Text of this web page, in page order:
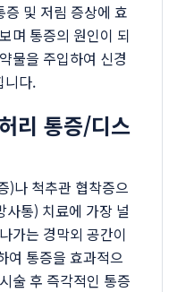
및 저림 증상에 효
며 통증의 원인이 되
물을 주입하여 신경
니다.
리 통증/디스
)나 척추관 협착증으
사통) 치료에 가장 널
가는 경막외 공간이
여 통증을 효과적으
술 후 즉각적인 통증